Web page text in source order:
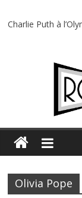
Charlie Puth à
Festival Triptyque
Hellfest 2026
Hellfest 2026
Première édition
Olivia Pope